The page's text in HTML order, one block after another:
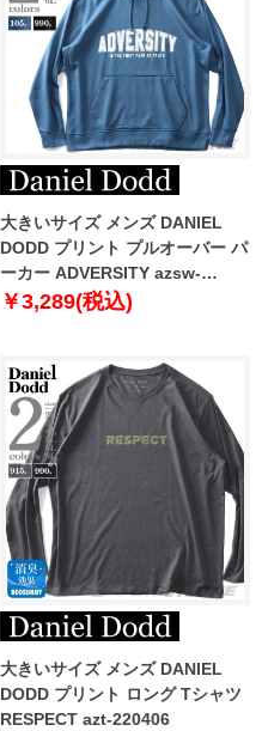
大きいサイズ メンズ DANIEL
DODD プリント プルオーバー パ
ーカー ADVERSITY azsw-
210421
￥3,289(税込)
大きいサイズ メンズ DANIEL
DODD プリント ロング Tシャツ
RESPECT azt-220406